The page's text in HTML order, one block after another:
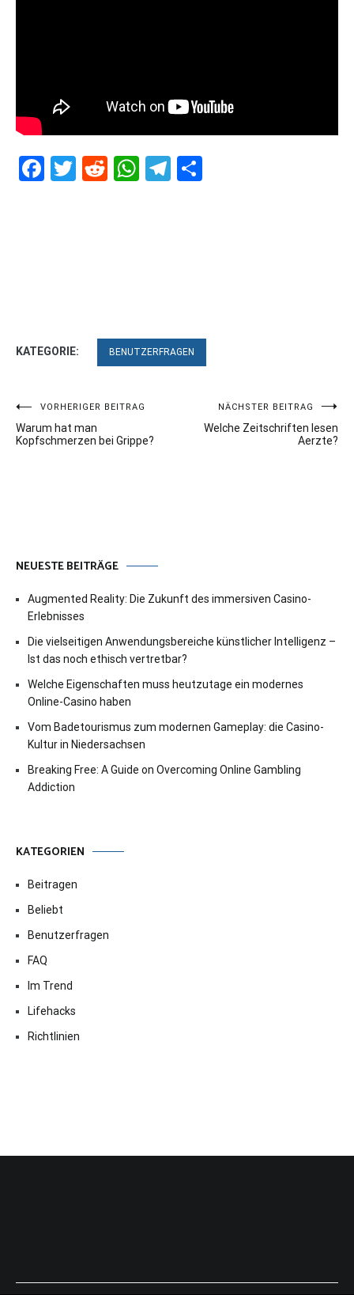
Facebook
Twitter
RedditWhatsApp
Telegram
KATEGORIE: BENUTZERFRAGEN
Beitragsnavigation
VORHERIGER BEITRAG
Warum hat man
Kopfschmerzen bei Grippe?
NÄCHSTER BEITRAG
Welche Zeitschriften lesen
Aerzte?
NEUESTE BEITRÄGE
Augmented Reality: Die Zukunft des immersiven Casino-
Erlebnisses
Die vielseitigen Anwendungsbereiche künstlicher Intelligenz –
Ist das noch ethisch vertretbar?
Welche Eigenschaften muss heutzutage ein modernes
Online-Casino haben
Vom Badetourismus zum modernen Gameplay: die Casino-
Kultur in Niedersachsen
Breaking Free: A Guide on Overcoming Online Gambling
Addiction
KATEGORIEN
Beitragen
Beliebt
Benutzerfragen
FAQ
Im Trend
Lifehacks
Richtlinien